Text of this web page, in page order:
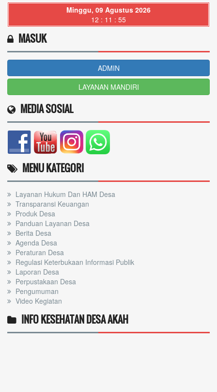
Minggu, 09 Agustus 2026
12 : 11 : 56
MASUK
ADMIN
LAYANAN MANDIRI
MEDIA SOSIAL
MENU KATEGORI
Layanan Hukum Dan HAM Desa
Transparansi Keuangan
Produk Desa
Panduan Layanan Desa
Berita Desa
Agenda Desa
Peraturan Desa
Regulasi Keterbukaan Informasi Publik
Laporan Desa
Perpustakaan Desa
Pengumuman
Video Kegiatan
INFO KESEHATAN DESA AKAH